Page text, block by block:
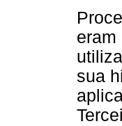
eram
sua